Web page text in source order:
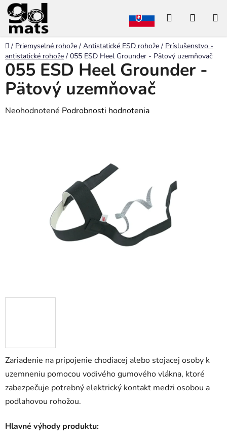
Prejsť
na
obsah
Hľadať
Domov
/ Priemyselné rohože / Antistatické ESD rohože / Príslušenstvo -
antistatické rohože / 055 ESD Heel Grounder - Pätový uzemňovač
Zariadenie na pripojenie chodiacej alebo stojacej osoby k
uzemneniu pomocou vodivého gumového vlákna, ktoré
zabezpečuje potrebný elektrický kontakt medzi osobou a
podlahovou rohožou.
Hlavné výhody produktu:
055 ESD Heel Grounder -
Pätový uzemňovač
Priemerné
Neohodnotené Podrobnosti hodnotenia